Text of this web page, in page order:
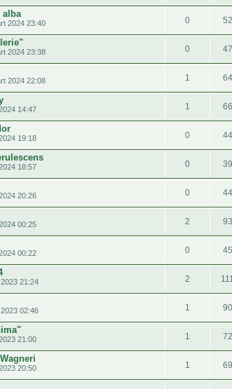
alba
2024 23:40 0
2024 23:38 0
2024 22:08 1
14:47 1
19:18 0
18:57 0
20:26 0
00:25 2
00:22 0
21:24 2
02:46 1
21:00 1
20:50 1